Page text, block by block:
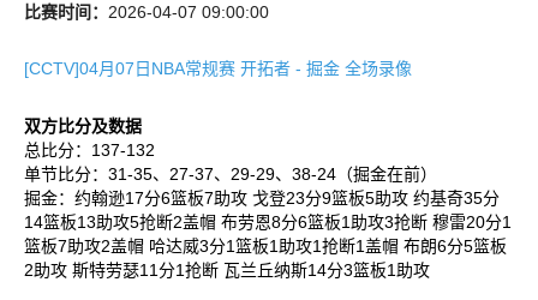
比赛时间： 2026-04-07 09:00:00
[CCTV]04月07日NBA常规赛 开拓者 - 掘金 全场录像
双方比分及数据
总比分：137-132
单节比分：31-35、27-37、29-29、38-24（掘金在前）
掘金：约翰逊17分6篮板7助攻 戈登23分9篮板5助攻 约基奇35分
14篮板13助攻5抢断2盖帽 布劳恩8分6篮板1助攻3抢断 穆雷20分1
篮板7助攻2盖帽 哈达威3分1篮板1助攻1抢断1盖帽 布朗6分5篮板
2助攻 斯特劳瑟11分1抢断 瓦兰丘纳斯14分3篮板1助攻